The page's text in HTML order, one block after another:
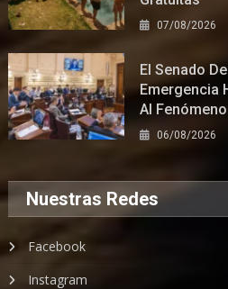
07/08/2026
El Senado
Emergencia
Al
06/08/2026
Nuestras Redes
Facebook
Instagram